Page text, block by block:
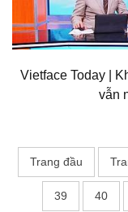
Vietface Today |
vẫn
Trang đầu
39 40